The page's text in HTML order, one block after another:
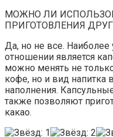
МОЖНО ЛИ
ПРИГОТОВЛЕНИЯ
Да, но не все.
отношении является
можно менять не
кофе, но и вид напитка
наполнения.
также позволяют
какао.